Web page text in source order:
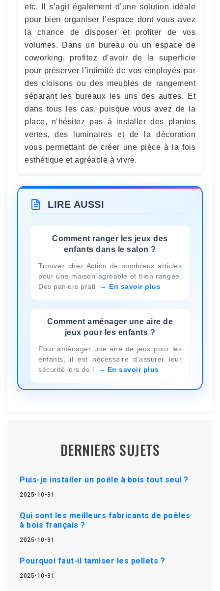
etc. Il s’agit également d’une solution idéale
pour bien organiser l’espace dont vous avez
la chance de disposer et profiter de vos
volumes. Dans un bureau ou un espace de
coworking, profitez d’avoir de la superficie
pour préserver l’intimité de vos employés par
des cloisons ou des meubles de rangement
séparant les bureaux les uns des autres. Et
dans tous les cas, puisque vous avez de la
place, n’hésitez pas à installer des plantes
vertes, des luminaires et de la décoration
vous permettant de créer une pièce à la fois
esthétique et agréable à vivre.
LIRE AUSSI
Comment ranger les jeux des
enfants dans le salon ?
Trouvez chez Action de nombreux articles
pour une maison agréable et bien rangée.
Des paniers prati
En savoir plus
Comment aménager une aire de
jeux pour les enfants ?
Pour aménager une aire de jeux pour les
enfants, il est nécessaire d’assurer leur
sécurité lors de l
En savoir plus
DERNIERS SUJETS
Puis-je installer un poêle à bois tout seul ?
2025-10-31
Qui sont les meilleurs fabricants de poêles
à bois français ?
2025-10-31
Pourquoi faut-il tamiser les pellets ?
2025-10-31